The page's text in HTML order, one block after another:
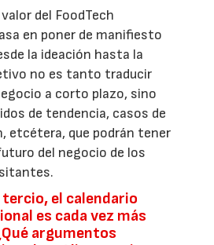
del FoodTech
en poner de manifiesto
la ideación hasta la
no es tanto traducir
a corto plazo, sino
de tendencia, casos de
etcétera, que podrán tener
del negocio de los
tercio, el calendario
es cada vez más
argumentos